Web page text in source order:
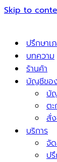
Skip to
ปรึกษาเ
บทความ
ร้านค้า
บัญชีขอ
บั
ต
สั่ง
บริการ
จั
ป